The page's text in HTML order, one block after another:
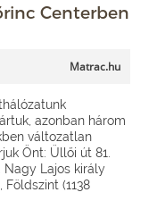
Centerben
Matrac.hu
azonban három
változatlan
Önt: Üllői út 81.
Nagy Lajos király
Földszint (1138